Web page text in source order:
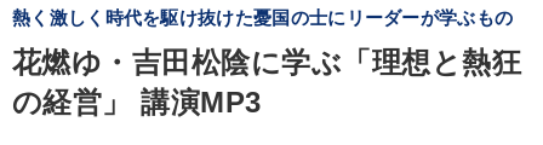
最新技術・トレンド 148回夏季大会
社員が自律的に動き出す組織づくり 【12月】音声・映像
熱く激しく時代を駆け抜けた憂国の士にリーダーが学ぶもの
花燃ゆ・吉田松陰に学ぶ「理想と熱狂
の経営」 講演MP3